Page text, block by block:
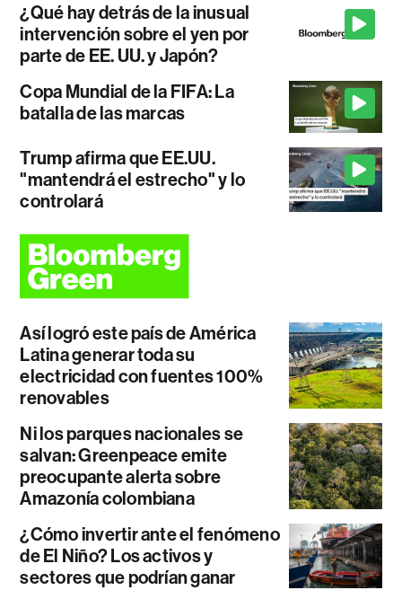
¿Qué hay detrás de la inusual
intervención sobre el yen por
parte de EE. UU. y Japón?
Copa Mundial de la FIFA: La
batalla de las marcas
Trump afirma que EE.UU.
"mantendrá el estrecho" y lo
controlará
Así logró este país de América
Latina generar toda su
electricidad con fuentes 100%
renovables
Ni los parques nacionales se
salvan: Greenpeace emite
preocupante alerta sobre
Amazonía colombiana
¿Cómo invertir ante el fenómeno
de El Niño? Los activos y
sectores que podrían ganar